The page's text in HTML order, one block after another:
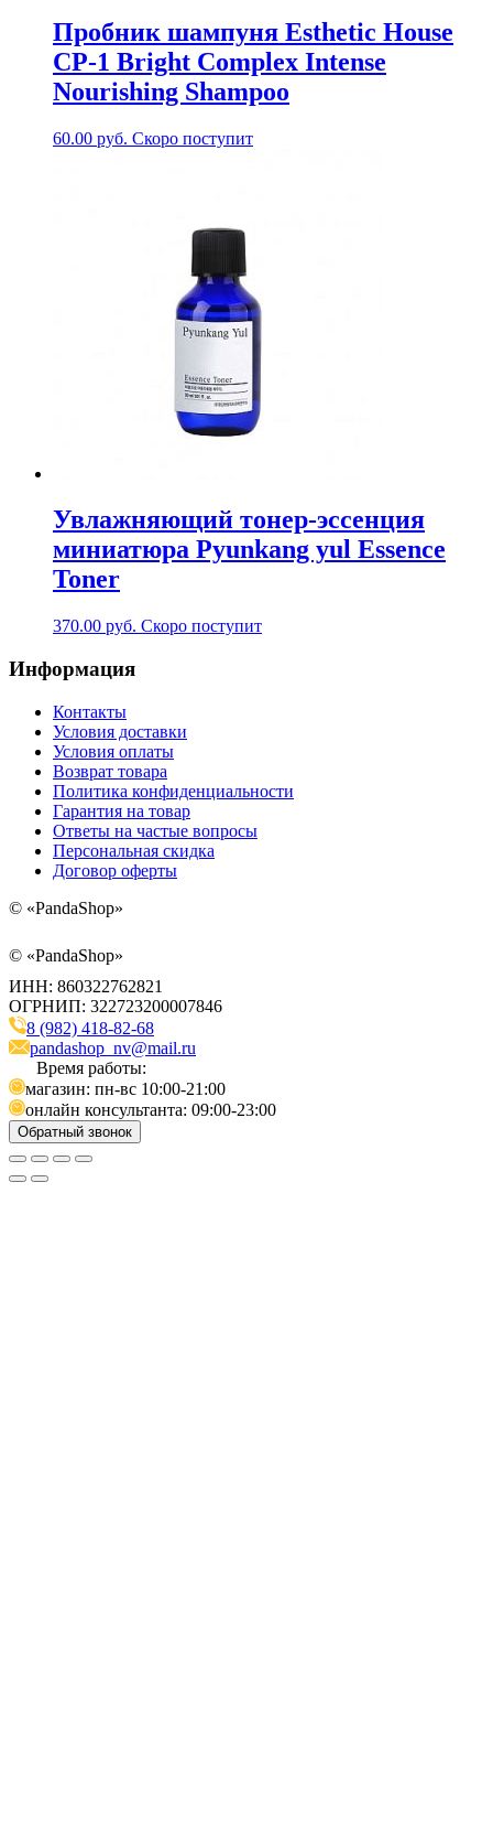
Пробник шампуня Esthetic House
CP-1 Bright Complex Intense
Nourishing Shampoo
60.00 руб. Скоро поступит
Увлажняющий тонер-эссенция
миниатюра Pyunkang yul Essence
Toner
370.00 руб. Скоро поступит
Информация
Контакты
Условия доставки
Условия оплаты
Возврат товара
Политика конфиденциальности
Гарантия на товар
Ответы на частые вопросы
Персональная скидка
Договор оферты
© «PandaShop»
© «PandaShop»
ИНН: 860322762821
ОГРНИП: 322723200007846
8 (982) 418-82-68
pandashop_nv@mail.ru
Время работы:
магазин: пн-вс 10:00-21:00
онлайн консультанта: 09:00-23:00
Обратный звонок